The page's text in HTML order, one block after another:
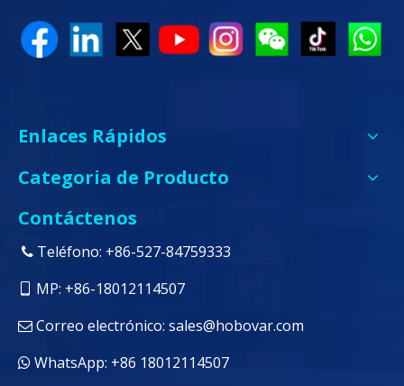
Enlaces Rápidos
Categoria de Producto
Contáctenos
 Teléfono: +86-527-84759333
MP: +86-18012114507
 Correo electrónico: sales@hobovar.com
 WhatsApp: +86 18012114507